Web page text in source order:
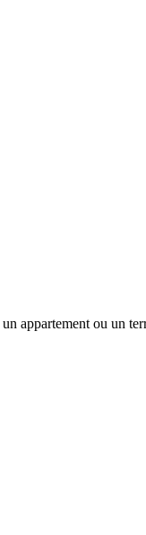
appartement ou un